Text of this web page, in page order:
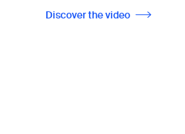
Discover the video